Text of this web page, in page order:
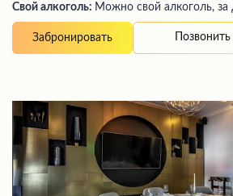
Свой алкоголь: Можно свой алкоголь, за
Забронировать Позвонить